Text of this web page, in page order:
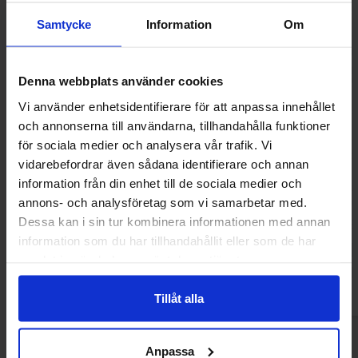
Samtycke Information Om
Denna webbplats använder cookies
Vi använder enhetsidentifierare för att anpassa innehållet
och annonserna till användarna, tillhandahålla funktioner
för sociala medier och analysera vår trafik. Vi
vidarebefordrar även sådana identifierare och annan
information från din enhet till de sociala medier och
annons- och analysföretag som vi samarbetar med.
Dessa kan i sin tur kombinera informationen med annan
information som du har tillhandahållit eller som de har
Tillåt alla
Anpassa
Oho! Linsbågar Sourcream & Onion 110g
19.78 kr
Oho! Linsbågar